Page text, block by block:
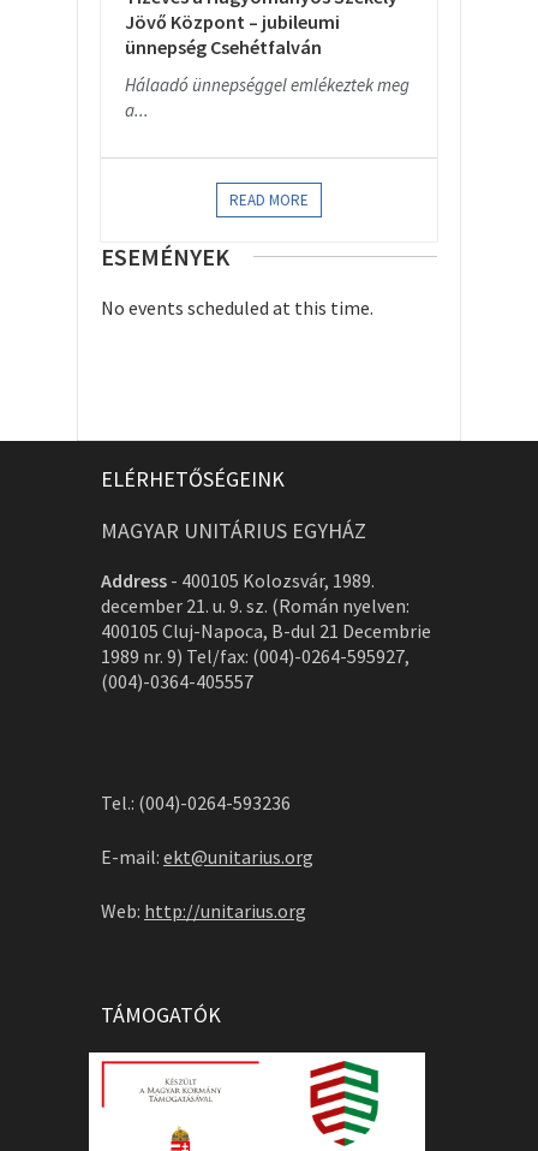
Jövő Központ – jubileumi
ünnepség Csehétfalván
Hálaadó ünnepséggel emlékeztek meg
a...
READ MORE
ESEMÉNYEK
No events scheduled at this time.
ELÉRHETŐSÉGEINK
MAGYAR UNITÁRIUS EGYHÁZ
Address - 400105 Kolozsvár, 1989.
december 21. u. 9. sz. (Román nyelven:
400105 Cluj-Napoca, B-dul 21 Decembrie
1989 nr. 9) Tel/fax: (004)-0264-595927,
(004)-0364-405557
Tel.: (004)-0264-593236
E-mail: ekt@unitarius.org
Web: http://unitarius.org
TÁMOGATÓK